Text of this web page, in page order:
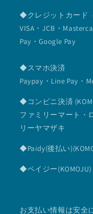
◆クレジットカード
VISA・JCB・
Pay・Google Pay
◆スマホ決済
Paypay・Line Pay・
◆コンビニ決済
ファミリーマート・
リーヤマザキ
◆Paidy(後払い
◆ペイジー(KOMOJU)
お支払い情報は安全